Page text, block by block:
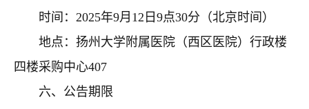
时间： 2025年9月 12 日 9点30分（北京时间）
地点：扬州大学附属医院（西区医院）行政楼
四楼采购中心407
六、公告期限